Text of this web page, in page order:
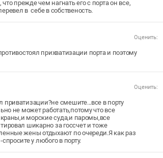
прежде чем нагнать его с порта он все,
в себе в собственость.
Оценить:
прихватизации порта и поэтому
Оценить:
приватизации?не смешите...все в порту
не может работать,потому что все
краны,и морские суда,и паромы,все
шикарно за госсчет и тоже
жены отдыхают по очереди.Я как раз
у любого в порту.